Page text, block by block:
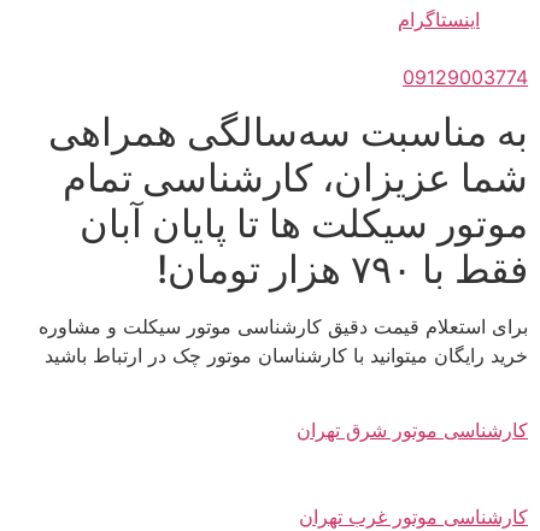
اینستاگرام
09129003774
به مناسبت سه‌سالگی همراهی
شما عزیزان، کارشناسی تمام
موتور سیکلت ها تا پایان آبان
فقط با ۷۹۰ هزار تومان!
برای استعلام قیمت دقیق کارشناسی موتور سیکلت و مشاوره
خرید رایگان میتوانید با کارشناسان موتور چک در ارتباط باشید
کارشناسی موتور شرق تهران
کارشناسی موتور غرب تهران